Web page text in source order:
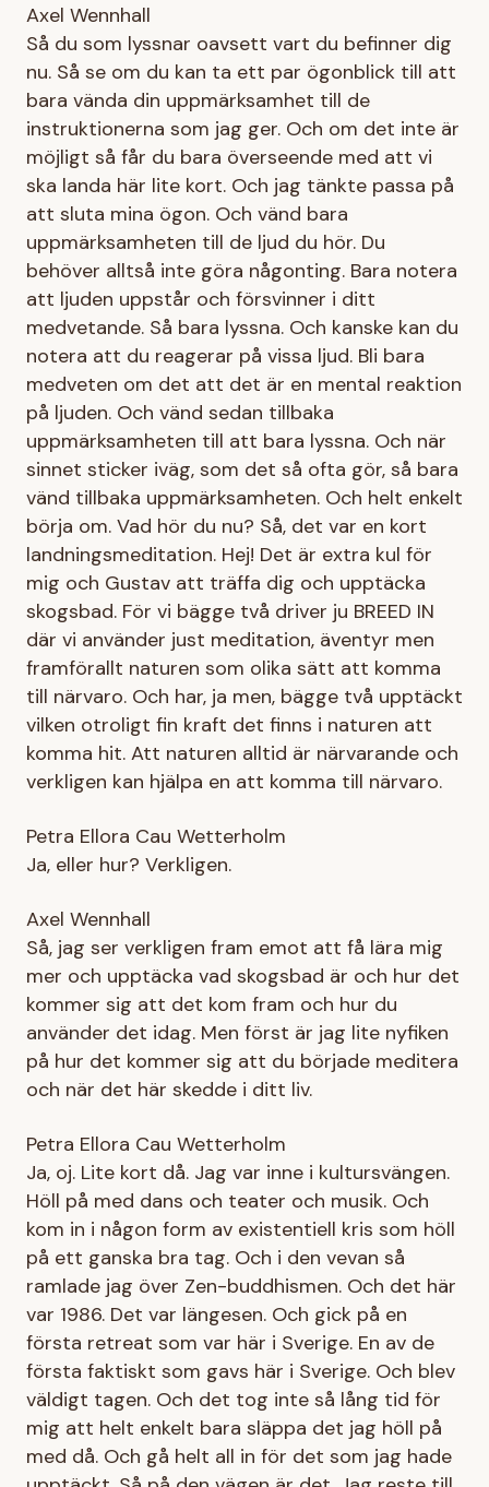
Axel Wennhall
Så du som lyssnar oavsett vart du befinner dig
nu. Så se om du kan ta ett par ögonblick till att
bara vända din uppmärksamhet till de
instruktionerna som jag ger. Och om det inte är
möjligt så får du bara överseende med att vi
ska landa här lite kort. Och jag tänkte passa på
att sluta mina ögon. Och vänd bara
uppmärksamheten till de ljud du hör. Du
behöver alltså inte göra någonting. Bara notera
att ljuden uppstår och försvinner i ditt
medvetande. Så bara lyssna. Och kanske kan du
notera att du reagerar på vissa ljud. Bli bara
medveten om det att det är en mental reaktion
på ljuden. Och vänd sedan tillbaka
uppmärksamheten till att bara lyssna. Och när
sinnet sticker iväg, som det så ofta gör, så bara
vänd tillbaka uppmärksamheten. Och helt enkelt
börja om. Vad hör du nu? Så, det var en kort
landningsmeditation. Hej! Det är extra kul för
mig och Gustav att träffa dig och upptäcka
skogsbad. För vi bägge två driver ju BREED IN
där vi använder just meditation, äventyr men
framförallt naturen som olika sätt att komma
till närvaro. Och har, ja men, bägge två upptäckt
vilken otroligt fin kraft det finns i naturen att
komma hit. Att naturen alltid är närvarande och
verkligen kan hjälpa en att komma till närvaro.
Petra Ellora Cau Wetterholm
Ja, eller hur? Verkligen.
Axel Wennhall
Så, jag ser verkligen fram emot att få lära mig
mer och upptäcka vad skogsbad är och hur det
kommer sig att det kom fram och hur du
använder det idag. Men först är jag lite nyfiken
på hur det kommer sig att du började meditera
och när det här skedde i ditt liv.
Petra Ellora Cau Wetterholm
Ja, oj. Lite kort då. Jag var inne i kultursvängen.
Höll på med dans och teater och musik. Och
kom in i någon form av existentiell kris som höll
på ett ganska bra tag. Och i den vevan så
ramlade jag över Zen-buddhismen. Och det här
var 1986. Det var längesen. Och gick på en
första retreat som var här i Sverige. En av de
första faktiskt som gavs här i Sverige. Och blev
väldigt tagen. Och det tog inte så lång tid för
mig att helt enkelt bara släppa det jag höll på
med då. Och gå helt all in för det som jag hade